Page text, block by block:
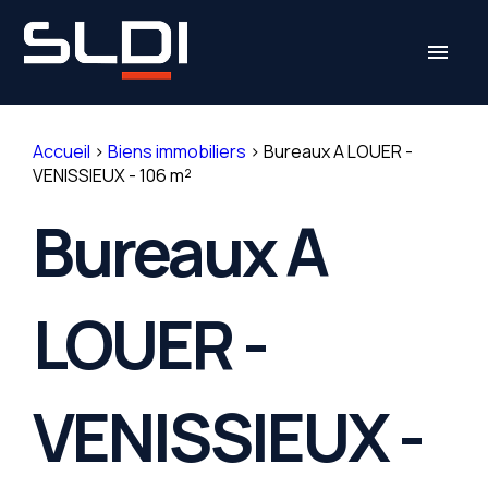
menu
Accueil > Biens immobiliers > Bureaux A LOUER -
VENISSIEUX - 106 m²
Bureaux A
LOUER -
VENISSIEUX -